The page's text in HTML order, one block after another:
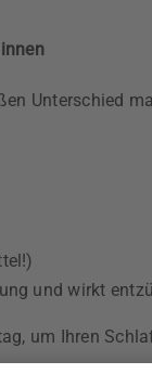
Unterschied
und wirkt
um Ihren